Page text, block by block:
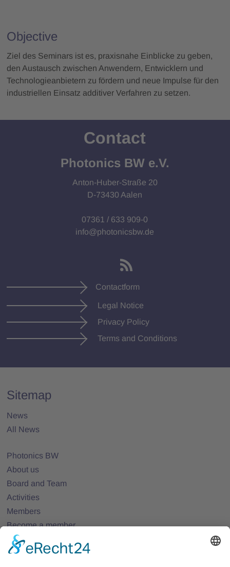
Objective
Ziel des Seminars ist es, praxisnahe Einblicke zu geben,
den Austausch zwischen Anwendern, Entwicklern und
Technologieanbietern zu fördern und neue Impulse für den
industriellen Einsatz additiver Verfahren zu setzen.
Contact
Photonics BW e.V.
Anton-Huber-Straße 20
D-73430 Aalen
07361 / 633 909-0
info@photonicsbw.de
Contactform
Legal Notice
Privacy Policy
Terms and Conditions
Sitemap
News
All News
Photonics BW
About us
Board and Team
Activities
Members
Become a member
Projects
Partner Networks